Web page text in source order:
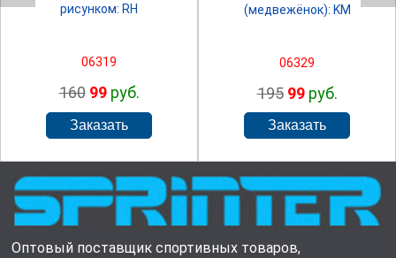
рисунком: RH
06319
160 99руб.
(медвежёнок): KM
06329
195 99руб.
Оптовый поставщик спортивных товаров,